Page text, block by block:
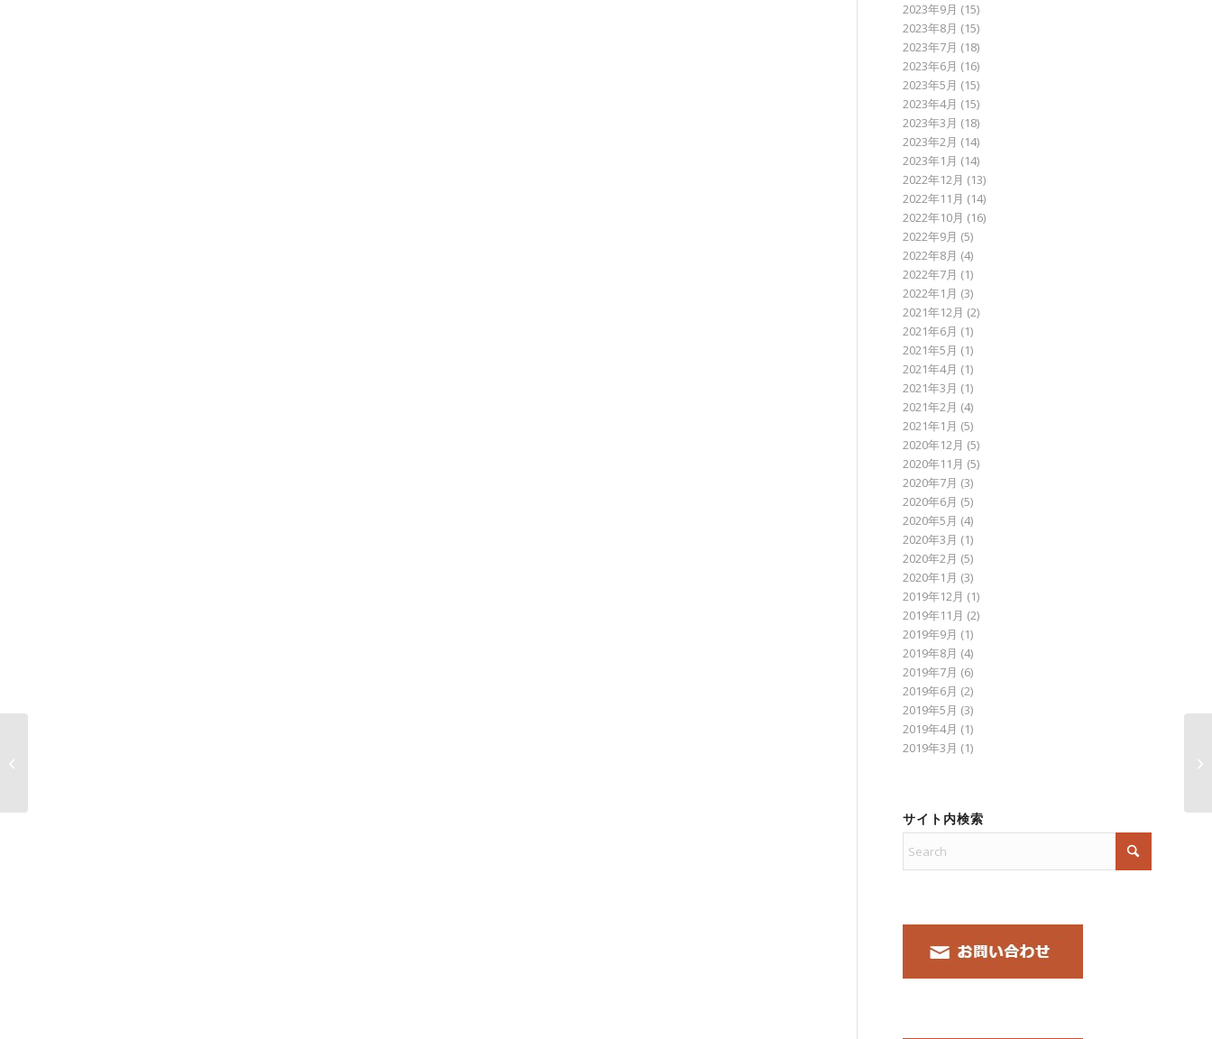
2023年9月 (15)
2023年8月 (15)
2023年7月 (18)
2023年6月 (16)
2023年5月 (15)
2023年4月 (15)
2023年3月 (18)
2023年2月 (14)
2023年1月 (14)
2022年12月 (13)
2022年11月 (14)
2022年10月 (16)
2022年9月 (5)
2022年8月 (4)
2022年7月 (1)
2022年1月 (3)
2021年12月 (2)
2021年6月 (1)
2021年5月 (1)
2021年4月 (1)
2021年3月 (1)
2021年2月 (4)
2021年1月 (5)
2020年12月 (5)
2020年11月 (5)
2020年7月 (3)
2020年6月 (5)
2020年5月 (4)
2020年3月 (1)
2020年2月 (5)
2020年1月 (3)
2019年12月 (1)
2019年11月 (2)
2019年9月 (1)
2019年8月 (4)
2019年7月 (6)
2019年6月 (2)
2019年5月 (3)
2019年4月 (1)
2019年3月 (1)
サイト内検索